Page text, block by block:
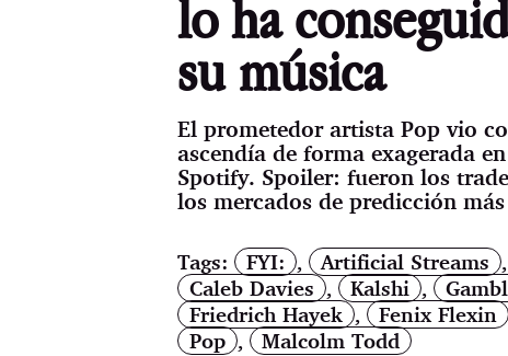
lo ha
su música
El prometedor artista Pop vio
ascendía de forma exagerada
Spotify. Spoiler: fueron los
los mercados de predicción
Tags: FYI: , Artificial Streams ,
Caleb Davies , Kalshi ,
Friedrich Hayek , Fenix Flexin
Pop , Malcolm Todd